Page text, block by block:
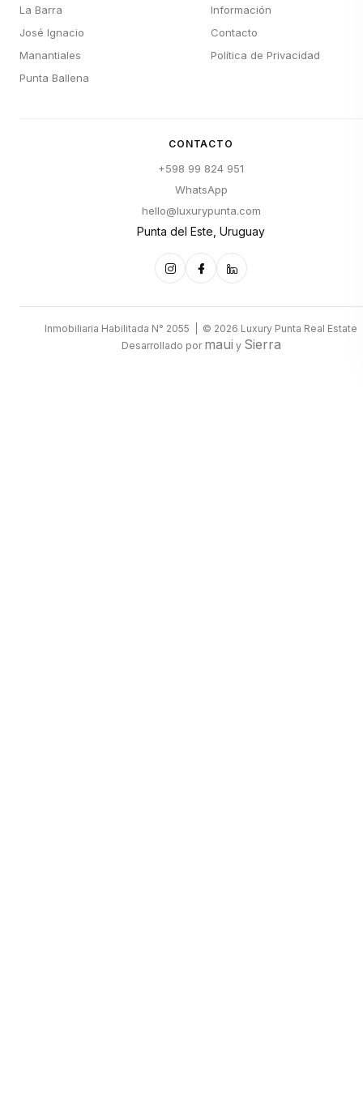
La Barra
José Ignacio
Manantiales
Punta Ballena
Información
Contacto
Política de Privacidad
CONTACTO
+598 99 824 951
WhatsApp
hello@luxurypunta.com
Punta del Este, Uruguay
Inmobiliaria Habilitada N° 2055 | © 2026 Luxury Punta Real Estate
Desarrollado por maui y Sierra